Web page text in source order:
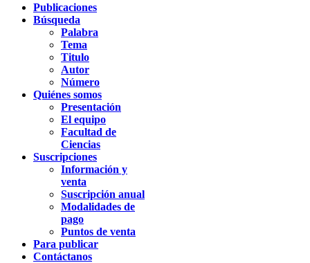
Publicaciones
Búsqueda
Palabra
Tema
Titulo
Autor
Número
Quiénes somos
Presentación
El equipo
Facultad de
Ciencias
Suscripciones
Información y
venta
Suscripción anual
Modalidades de
pago
Puntos de venta
Para publicar
Contáctanos